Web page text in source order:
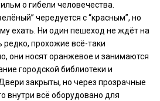
о гибели человечества.
чередуется с “красным”, но
ехать. Ни один пешеход не ждёт на
редко, прохожие всё-таки
они носят оранжевое и занимаются
городской библиотеки и
закрыты, но через прозрачные
внутри всё оборудовано для